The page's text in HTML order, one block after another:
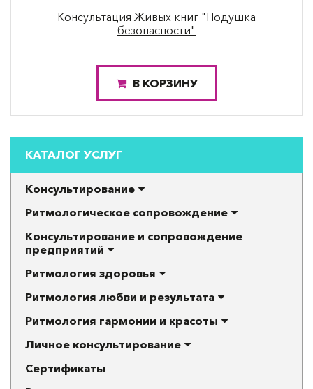
Консультация Живых книг "Подушка
безопасности"
В КОРЗИНУ
КАТАЛОГ УСЛУГ
Консультирование
Ритмологическое сопровождение
Консультирование и сопровождение
предприятий
Ритмология здоровья
Ритмология любви и результата
Ритмология гармонии и красоты
Личное консультирование
Сертификаты